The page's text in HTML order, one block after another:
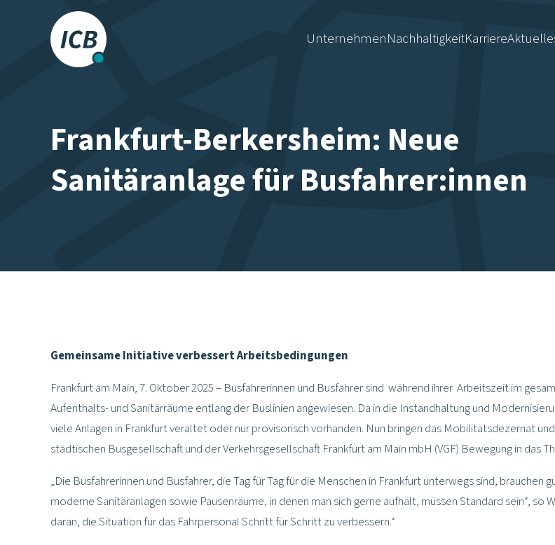
UnternehmenNachhaltigkeitKarriere
Frankfurt-Berkersheim: Neue
Sanitäranlage für Busfahrer:innen
Gemeinsame Initiative verbessert Arbeitsbedingungen
Frankfurt am Main, 7. Oktober 2025 – Busfahrerinnen und Busfahrer sind während ihrer Arbeitszeit im
Aufenthalts- und Sanitärräume entlang der Buslinien angewiesen. Da in die Instandhaltung und
viele Anlagen in Frankfurt veraltet oder nur provisorisch vorhanden. Nun bringen das Mobilitätsdezernat
städtischen Busgesellschaft und der Verkehrsgesellschaft Frankfurt am Main mbH (VGF) Bewegung in das
„Die Busfahrerinnen und Busfahrer, die Tag für Tag für die Menschen in Frankfurt unterwegs sind,
moderne Sanitäranlagen sowie Pausenräume, in denen man sich gerne aufhält, müssen Standard sein“,
daran, die Situation für das Fahrpersonal Schritt für Schritt zu verbessern.“